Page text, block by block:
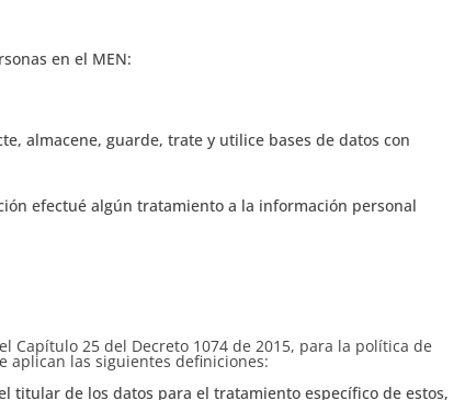
en el MEN:
almacene, guarde, trate y utilice bases de datos con
efectué algún tratamiento a la información personal
Capítulo 25 del Decreto 1074 de 2015, para la política de
aplican las siguientes definiciones:
titular de los datos para el tratamiento específico de estos,